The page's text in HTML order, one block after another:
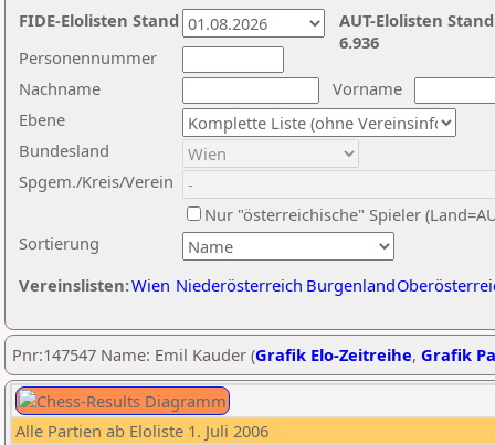
Nachname
Vorname
Ebene
Sortierung
Personennummer
Bundesland
Spgem./Kreis/Verein
Nur "österreichische" Spieler
Vereinslisten:Wien Niederösterreich Burgenland
AUT-Elolisten
6.936
FIDE-Elolisten Stand
Pnr:147547 Name: Emil Kauder (Grafik Elo-Zeitreihe, Grafik
Alle Partien ab Eloliste 1. Juli 2006